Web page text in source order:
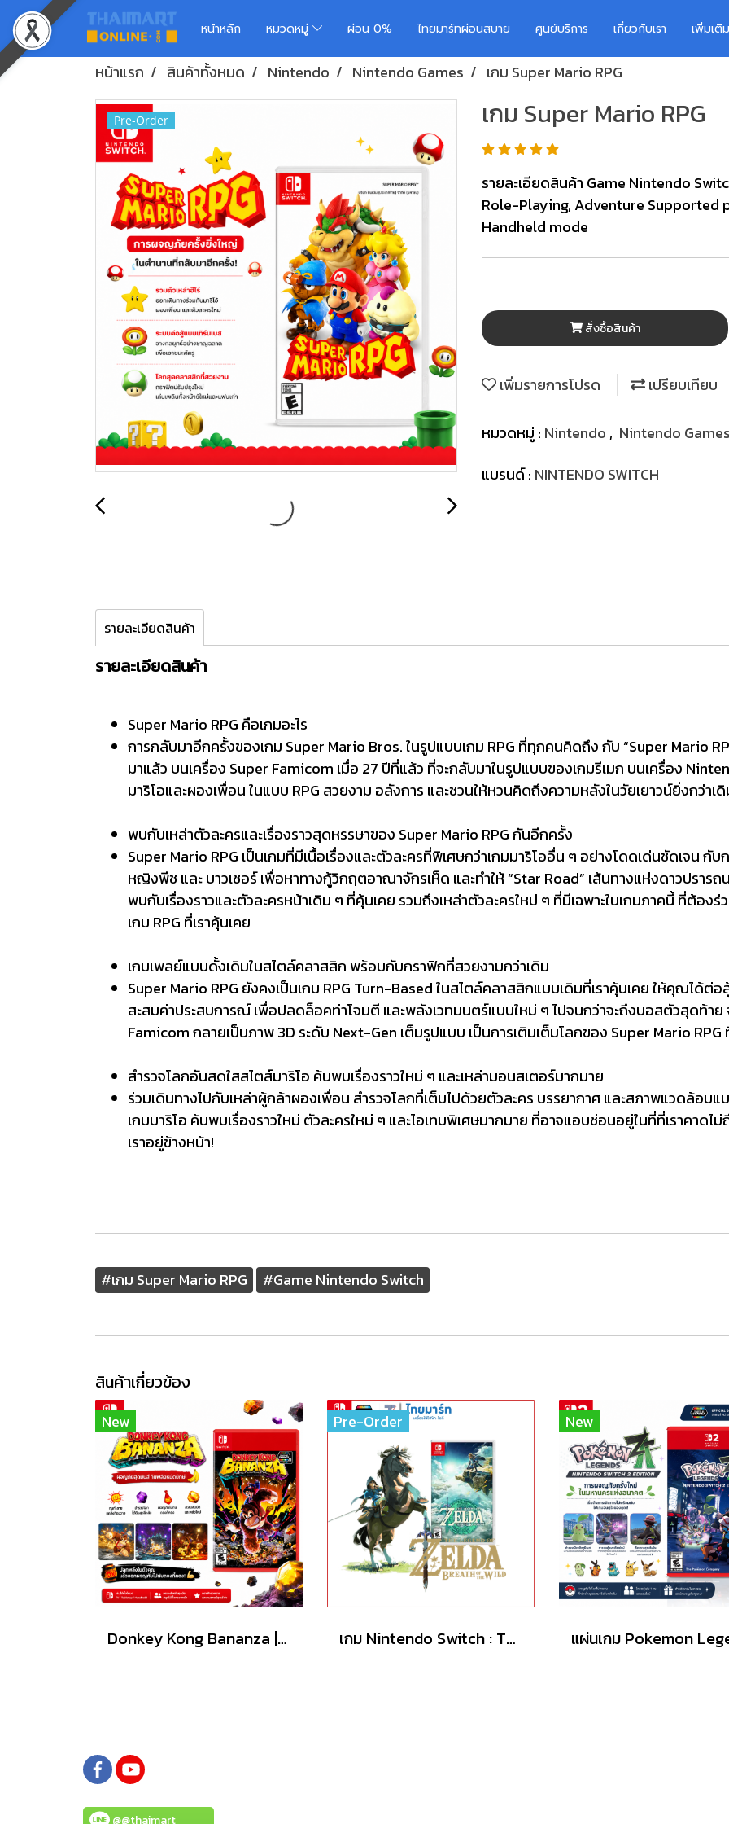
หน้าหลัก หมวดหมู่ ผ่อน 0% ไทยมาร์ทผ่อนสบาย ศูนย์บริการ เกี่ยวกับเรา เพิ่มเติม
หน้าแรก สินค้าทั้งหมด Nintendo Nintendo Games เกม Super Mario RPG
Pre-Order เกม Super Mario RPG
รายละเอียดสินค้า Game Nintendo
Role-Playing, Adventure Supported
Handheld mode
สั่งซื้อสินค้า
เพิ่มรายการโปรด เปรียบเทียบ
หมวดหมู่ : Nintendo , Nintendo Games
แบรนด์ : NINTENDO SWITCH
รายละเอียดสินค้า
รายละเอียดสินค้า
Super Mario RPG คือเกมอะไร
การกลับมาอีกครั้งของเกม Super Mario Bros. ในรูปแบบเกม RPG ที่ทุกคนคิดถึง กับ “Super Mario
มาแล้ว บนเครื่อง Super Famicom เมื่อ 27 ปีที่แล้ว ที่จะกลับมาในรูปแบบของเกมรีเมก บนเครื่อง
มาริโอและผองเพื่อน ในแบบ RPG สวยงาม อลังการ และชวนให้หวนคิดถึงความหลังในวัยเยาวน์ยิ่งกว่าเ
พบกับเหล่าตัวละครและเรื่องราวสุดหรรษาของ Super Mario RPG กันอีกครั้ง
Super Mario RPG เป็นเกมที่มีเนื้อเรื่องและตัวละครที่พิเศษกว่าเกมมาริโออื่น ๆ อย่างโดดเด่นชัดเจน กั
หญิงพีช และ บาวเซอร์ เพื่อหาทางกู้วิกฤตอาณาจักรเห็ด และทำให้ “Star Road” เส้นทางแห่งดาวปรา
พบกับเรื่องราวและตัวละครหน้าเดิม ๆ ที่คุ้นเคย รวมถึงเหล่าตัวละครใหม่ ๆ ที่มีเฉพาะในเกมภาคนี้ ที่ต้อ
เกม RPG ที่เราคุ้นเคย
เกมเพลย์แบบดั้งเดิมในสไตล์คลาสสิก พร้อมกับกราฟิกที่สวยงามกว่าเดิม
Super Mario RPG ยังคงเป็นเกม RPG Turn-Based ในสไตล์คลาสสิกแบบเดิมที่เราคุ้นเคย ให้คุณได้ต่
สะสมค่าประสบการณ์ เพื่อปลดล็อคท่าโจมตี และพลังเวทมนตร์แบบใหม่ ๆ ไปจนกว่าจะถึงบอสตัวสุดท้า
Famicom กลายเป็นภาพ 3D ระดับ Next-Gen เต็มรูปแบบ เป็นการเติมเต็มโลกของ Super Mario
สำรวจโลกอันสดใสสไตส์มาริโอ ค้นพบเรื่องราวใหม่ ๆ และเหล่ามอนสเตอร์มากมาย
ร่วมเดินทางไปกับเหล่าผู้กล้าผองเพื่อน สำรวจโลกที่เต็มไปด้วยตัวละคร บรรยากาศ และสภาพแวดล้อ
เกมมาริโอ ค้นพบเรื่องราวใหม่ ตัวละครใหม่ ๆ และไอเทมพิเศษมากมาย ที่อาจแอบซ่อนอยู่ในที่ที่เราคาด
เราอยู่ข้างหน้า!
#เกม Super Mario RPG #Game Nintendo Switch
สินค้าเกี่ยวข้อง
New
Donkey Kong Bananza | Nintendo Switch 2
Pre-Order
เกม Nintendo Switch : The Legend of Zelda Breath of the Wild
New
@@thaimart